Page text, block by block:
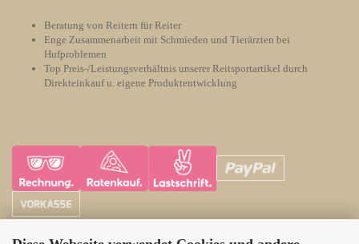
Beratung von Reitern für Reiter
Enge Zusammenarbeit mit Schmieden und Tierärzten bei
Hufproblemen
Top Preis-/Leistungsverhältnis unserer Reitsportartikel durch
Direkteinkauf u. eigene Produktentwicklung